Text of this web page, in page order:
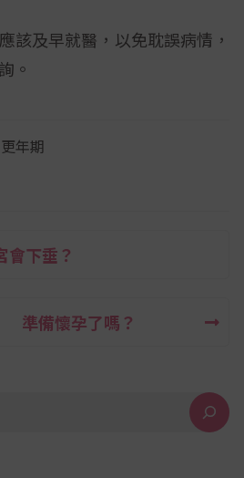
該及早就醫，以免耽誤病情，
。
更年期
會下垂？
準備懷孕了嗎？